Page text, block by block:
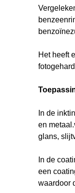
Het heeft
In de
en
glans,
In de
een
waardoor